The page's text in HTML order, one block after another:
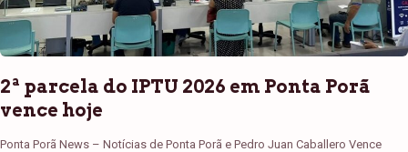
2ª parcela do IPTU 2026 em Ponta Porã
vence hoje
Ponta Porã News – Notícias de Ponta Porã e Pedro Juan Caballero Vence